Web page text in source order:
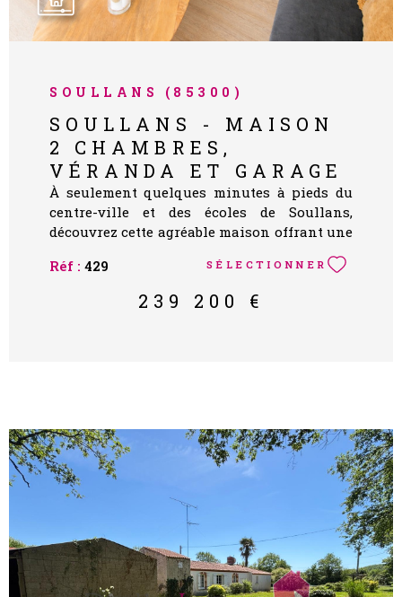
SOULLANS (85300)
SOULLANS - MAISON
2 CHAMBRES,
VÉRANDA ET GARAGE
À seulement quelques minutes à pieds du
centre-ville et des écoles de Soullans,
découvrez cette agréable maison offrant une
aménagée et fonctionnelle, ainsi que deux
chambres, dont une avec un grand dressing.
Côté pratique, vous bénéficierez d'un cellier
environnement calme, séduira également
les amateurs de nature grâce aux nombreux
chemins de promenade et itinéraires
cyclables accessibles à quelques minutes.
Une maison confortable et facile à vivre… il
ne vous reste plus qu'à poser vos valises !
Les informations sur les risques auxquels
ce bien est exposé sont disponibles sur le
site Géorisques : www.georisques.gouv.fr.
Réf : 429 SÉLECTIONNER
239 200 €